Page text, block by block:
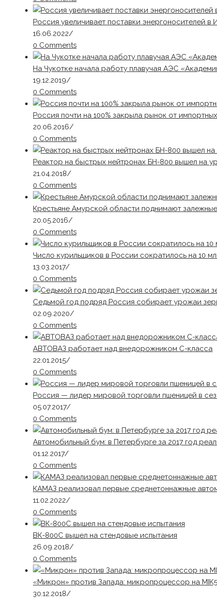
Россия увеличивает поставки энергоносителей в
16.06.2022/
0 Comments
На Чукотке начала работу плавучая АЭС
19.12.2019/
0 Comments
Россия почти на 100% закрыла рынок от
20.06.2016/
0 Comments
Реактор на быстрых нейтронах БН-800 вышел на
21.04.2018/
0 Comments
Крестьяне Амурской области поднимают
20.05.2016/
0 Comments
Число курильщиков в России сократилось на 10
13.03.2017/
0 Comments
Седьмой год подряд Россия собирает урожаи
02.09.2020/
0 Comments
АВТОВАЗ работает над внедорожником С-класса
22.01.2015/
0 Comments
Россия — лидер мировой торговли пшеницей в
05.07.2017/
0 Comments
Автомобильный бум: в Петербурге за 2017 год
01.12.2017/
0 Comments
КАМАЗ реализовал первые среднетоннажные
11.02.2022/
0 Comments
ВК-800С вышел на стендовые испытания
26.09.2018/
0 Comments
«Микрон» против Запада: микропроцессор на
30.12.2018/